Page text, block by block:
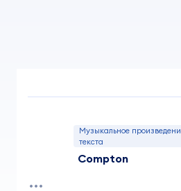
Музыкальное
текста
Compton